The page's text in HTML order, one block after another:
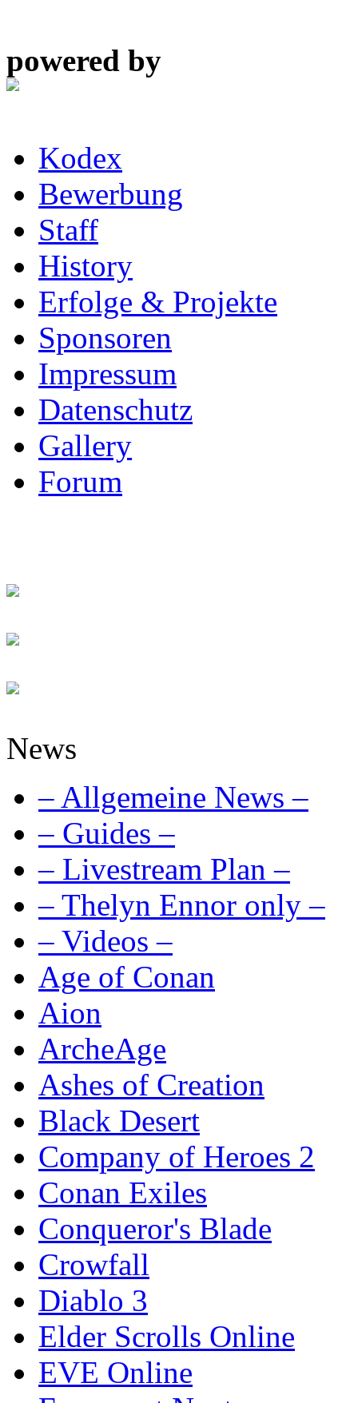
powered by
Kodex
Bewerbung
Staff
History
Erfolge & Projekte
Sponsoren
Impressum
Datenschutz
Gallery
Forum
News
– Allgemeine News –
– Guides –
– Livestream Plan –
– Thelyn Ennor only –
– Videos –
Age of Conan
Aion
ArcheAge
Ashes of Creation
Black Desert
Company of Heroes 2
Conan Exiles
Conqueror's Blade
Crowfall
Diablo 3
Elder Scrolls Online
EVE Online